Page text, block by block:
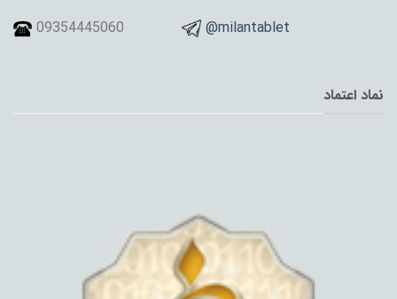
09354445060
@milantablet
نماد اعتماد